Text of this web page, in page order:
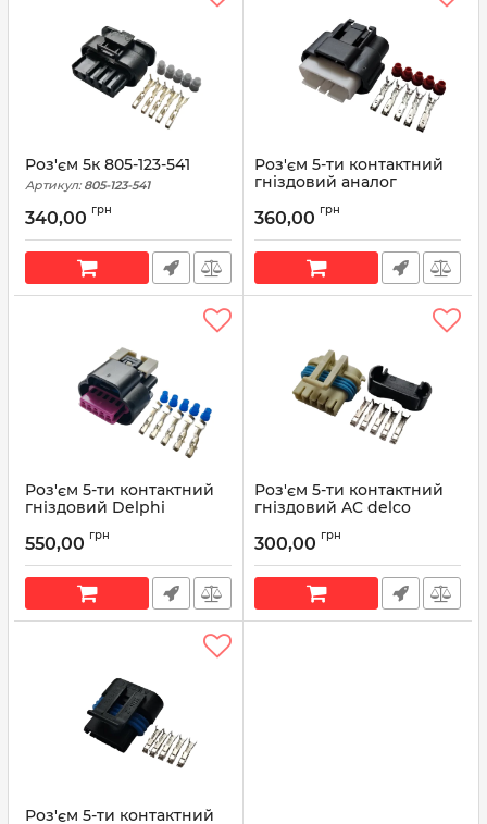
Роз'єм 5к 805-123-541
Артикул: 805-123-541
340,00 грн
Роз'єм 5-ти контактний
гніздовий аналог
Артикул: 6189-0848
360,00 грн
Роз'єм 5-ти контактний
гніздовий Delphi
Артикул: 15305554
550,00 грн
Роз'єм 5-ти контактний
гніздовий AC delco
Артикул: 15306027
300,00 грн
Роз'єм 5-ти контактний